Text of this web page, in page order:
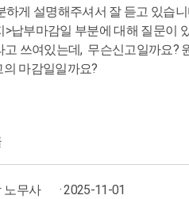
하게 설명해주셔서 잘 듣고 있습니
>납부마감일 부분에 대해 질문이
쓰여있는데, 무슨신고일까요?
마감일일까요?
노무사 · 2025-11-01